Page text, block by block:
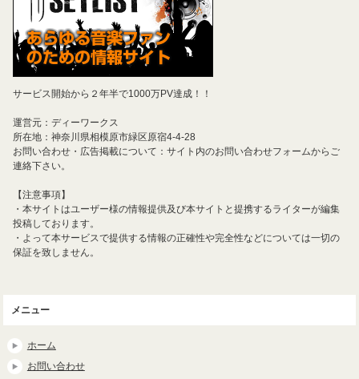
サービス開始から２年半で1000万PV達成！！
運営元：ディーワークス
所在地：神奈川県相模原市緑区原宿4-4-28
お問い合わせ・広告掲載について：サイト内のお問い合わせフォームからご
連絡下さい。
【注意事項】
・本サイトはユーザー様の情報提供及び本サイトと提携するライターが編集
投稿しております。
・よって本サービスで提供する情報の正確性や完全性などについては一切の
保証を致しません。
メニュー
ホーム
お問い合わせ